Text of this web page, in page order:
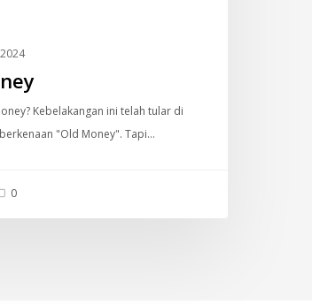
Kebelakangan ini telah tular di
"Old Money". Tapi…
0